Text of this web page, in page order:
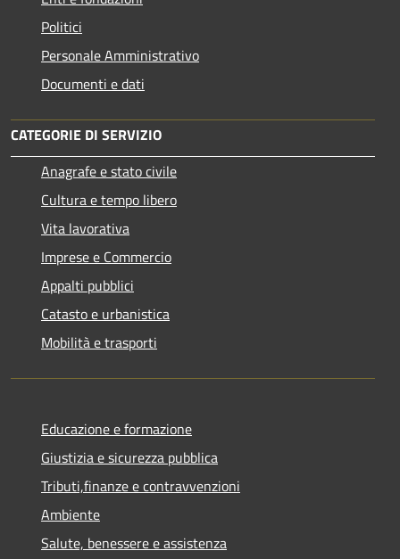
Politici
Personale Amministrativo
Documenti e dati
CATEGORIE DI SERVIZIO
Anagrafe e stato civile
Cultura e tempo libero
Vita lavorativa
Imprese e Commercio
Appalti pubblici
Catasto e urbanistica
Mobilità e trasporti
Educazione e formazione
Giustizia e sicurezza pubblica
Tributi,finanze e contravvenzioni
Ambiente
Salute, benessere e assistenza